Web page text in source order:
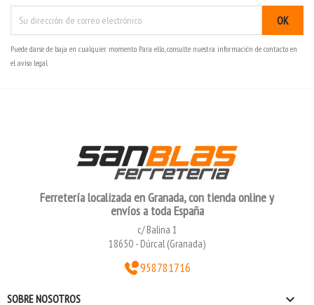
Puede darse de baja en cualquier momento. Para ello, consulte nuestra información de contacto en
el aviso legal.
Ferretería localizada en Granada, con tienda online y
envíos a toda España
c/ Balina 1
18650 - Dúrcal (Granada)
958781716
SOBRE NOSOTROS 